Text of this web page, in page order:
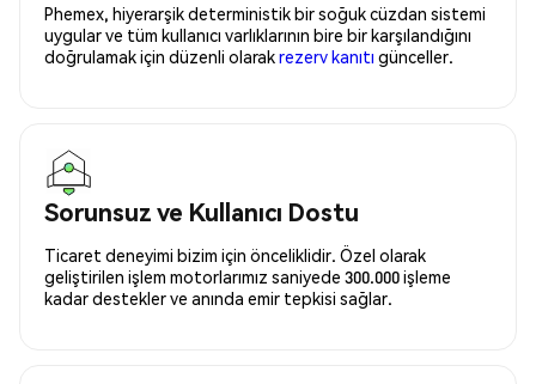
Phemex, hiyerarşik deterministik bir soğuk cüzdan sistemi
uygular ve tüm kullanıcı varlıklarının bire bir karşılandığını
doğrulamak için düzenli olarakrezerv kanıtı günceller.
Sorunsuz ve Kullanıcı Dostu
Ticaret deneyimi bizim için önceliklidir. Özel olarak
geliştirilen işlem motorlarımız saniyede 300.000 işleme
kadar destekler ve anında emir tepkisi sağlar.